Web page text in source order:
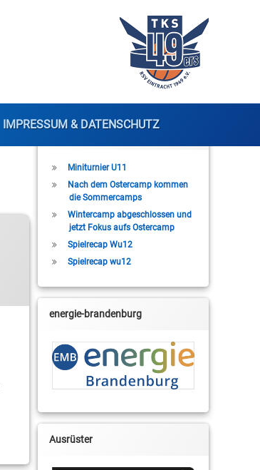
IMPRESSUM & DATENSCHUTZ
Miniturnier U11
Nach dem Ostercamp kommen
die Sommercamps
Wintercamp abgeschlossen und
jetzt Fokus aufs Ostercamp
Spielrecap Wu12
Spielrecap wu12
energie-brandenburg
Ausrüster